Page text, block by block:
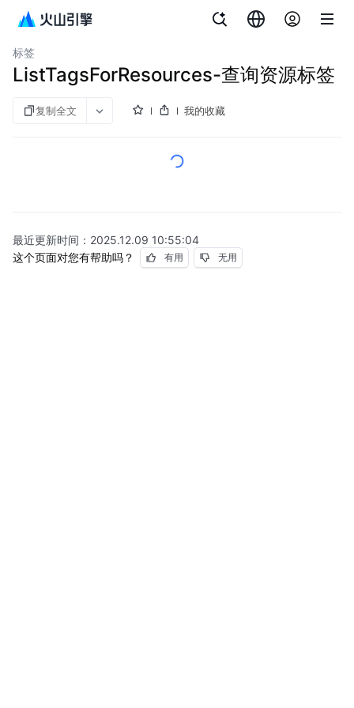
私网连接
标签
ListTagsForResources-查询资源标签
复制全文 我的收藏
最近更新时间： 2025.12.09 10:55:04
这个页面对您有帮助吗？
有用 无用